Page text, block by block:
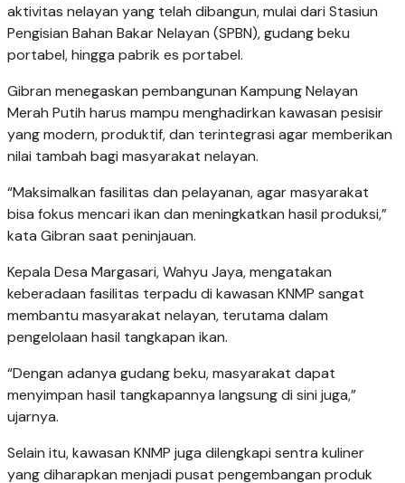
aktivitas nelayan yang telah dibangun, mulai dari Stasiun
Pengisian Bahan Bakar Nelayan (SPBN), gudang beku
portabel, hingga pabrik es portabel.
Gibran menegaskan pembangunan Kampung Nelayan
Merah Putih harus mampu menghadirkan kawasan pesisir
yang modern, produktif, dan terintegrasi agar memberikan
nilai tambah bagi masyarakat nelayan.
“Maksimalkan fasilitas dan pelayanan, agar masyarakat
bisa fokus mencari ikan dan meningkatkan hasil produksi,”
kata Gibran saat peninjauan.
Kepala Desa Margasari, Wahyu Jaya, mengatakan
keberadaan fasilitas terpadu di kawasan KNMP sangat
membantu masyarakat nelayan, terutama dalam
pengelolaan hasil tangkapan ikan.
“Dengan adanya gudang beku, masyarakat dapat
menyimpan hasil tangkapannya langsung di sini juga,”
ujarnya.
Selain itu, kawasan KNMP juga dilengkapi sentra kuliner
yang diharapkan menjadi pusat pengembangan produk